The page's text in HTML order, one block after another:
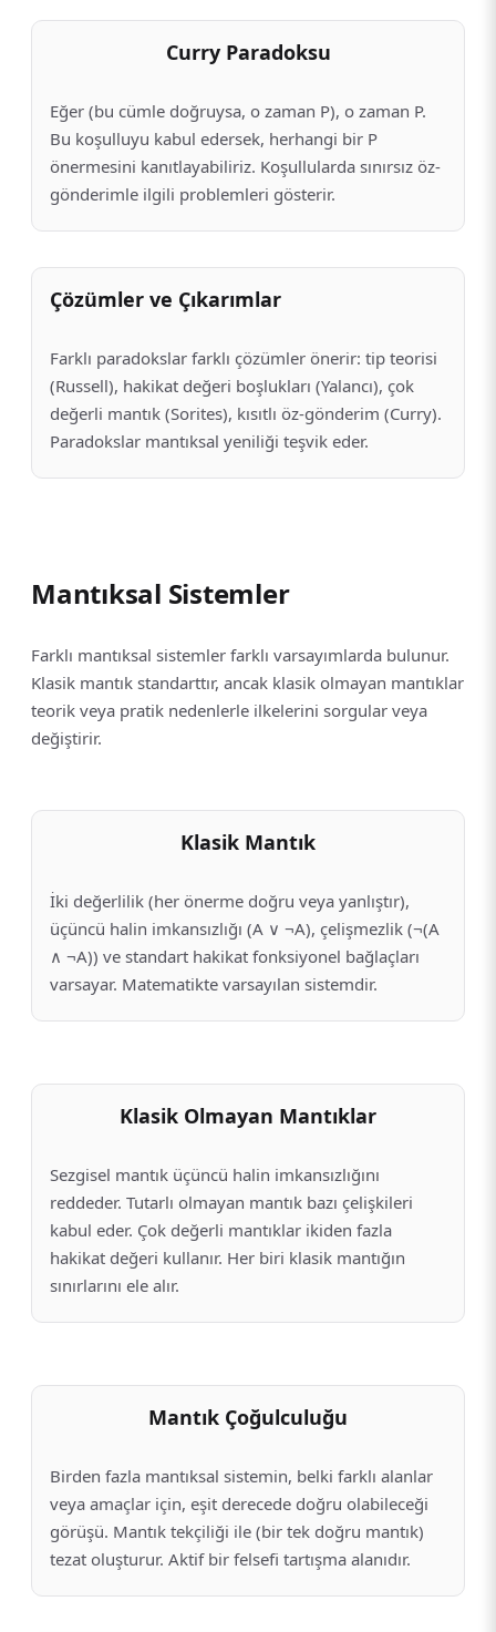
Curry Paradoksu
Eğer (bu cümle doğruysa, o zaman P), o zaman P.
Bu koşulluyu kabul edersek, herhangi bir P
önermesini kanıtlayabiliriz. Koşullularda sınırsız öz-
gönderimle ilgili problemleri gösterir.
Çözümler ve Çıkarımlar
Farklı paradokslar farklı çözümler önerir: tip teorisi
(Russell), hakikat değeri boşlukları (Yalancı), çok
değerli mantık (Sorites), kısıtlı öz-gönderim (Curry).
Paradokslar mantıksal yeniliği teşvik eder.
Mantıksal Sistemler
Farklı mantıksal sistemler farklı varsayımlarda bulunur.
Klasik mantık standarttır, ancak klasik olmayan mantıklar
teorik veya pratik nedenlerle ilkelerini sorgular veya
değiştirir.
Klasik Mantık
İki değerlilik (her önerme doğru veya yanlıştır),
üçüncü halin imkansızlığı (A ∨ ¬A), çelişmezlik (¬(A
∧ ¬A)) ve standart hakikat fonksiyonel bağlaçları
varsayar. Matematikte varsayılan sistemdir.
Klasik Olmayan Mantıklar
Sezgisel mantık üçüncü halin imkansızlığını
reddeder. Tutarlı olmayan mantık bazı çelişkileri
kabul eder. Çok değerli mantıklar ikiden fazla
hakikat değeri kullanır. Her biri klasik mantığın
sınırlarını ele alır.
Mantık Çoğulculuğu
Birden fazla mantıksal sistemin, belki farklı alanlar
veya amaçlar için, eşit derecede doğru olabileceği
görüşü. Mantık tekçiliği ile (bir tek doğru mantık)
tezat oluşturur. Aktif bir felsefi tartışma alanıdır.